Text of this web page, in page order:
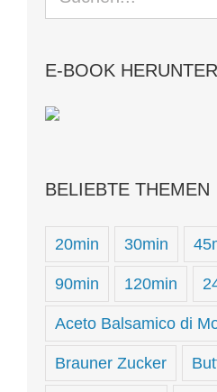
nach:
E-BOOK
BELIEBTE THEMEN
20min 30min
90min 120min
Aceto Balsamico di
Brauner Zucker